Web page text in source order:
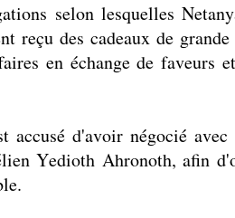
selon lesquelles
reçu des cadeaux de
en échange de faveurs
accusé d'avoir négocié
Yedioth Ahronoth, afin